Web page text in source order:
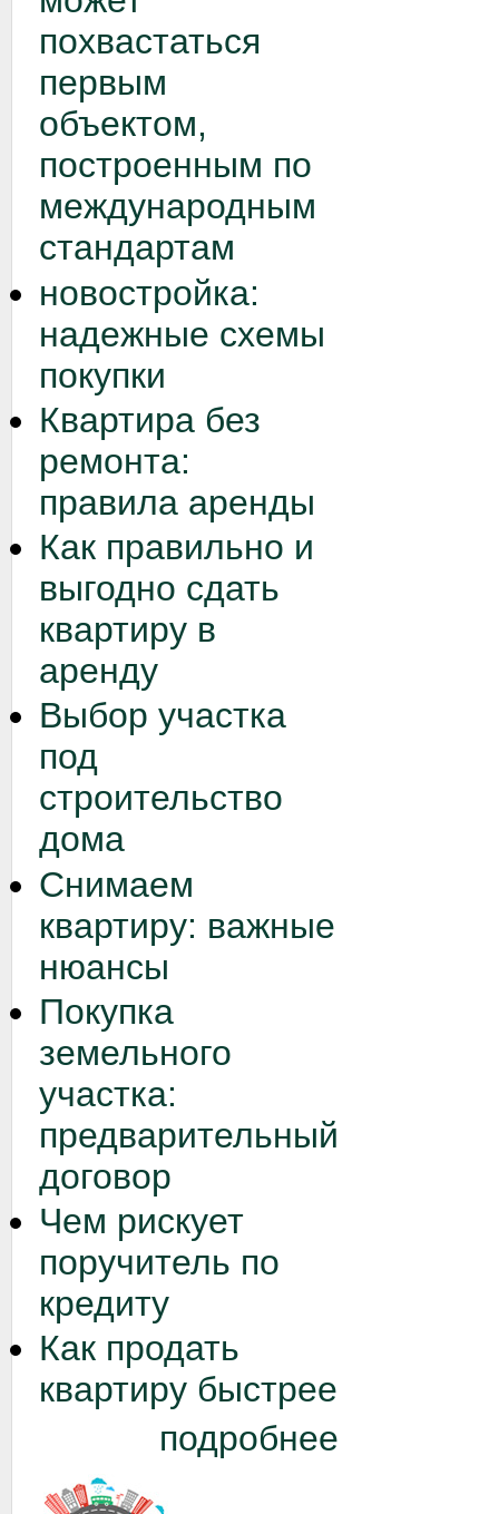
похвастаться
первым
объектом,
построенным по
международным
стандартам
новостройка:
надежные схемы
покупки
Квартира без
ремонта:
правила аренды
Как правильно и
выгодно сдать
квартиру в
аренду
Выбор участка
под
строительство
дома
Снимаем
квартиру: важные
нюансы
Покупка
земельного
участка:
предварительный
договор
Чем рискует
поручитель по
кредиту
Как продать
квартиру быстрее
подробнее